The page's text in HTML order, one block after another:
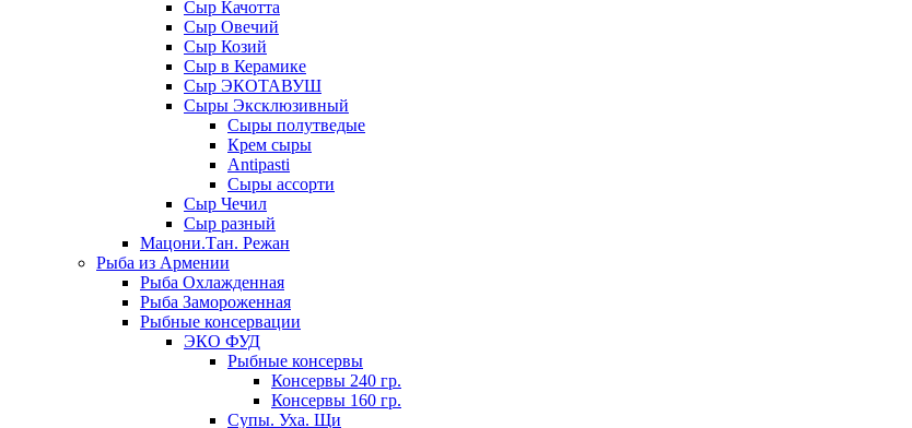
Сыр Качотта
Сыр Овечий
Сыр Козий
Сыр в Керамике
Сыр ЭКОТАВУШ
Сыры Эксклюзивный
Сыры полутведые
Крем сыры
Antipasti
Сыры ассорти
Сыр Чечил
Сыр разный
Мацони.Тан. Режан
Рыба из Армении
Рыба Охлажденная
Рыба Замороженная
Рыбные консервации
ЭКО ФУД
Рыбные консервы
Консервы 240 гр.
Консервы 160 гр.
Супы. Уха. Щи